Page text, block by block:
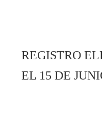
REGISTRO
EL 15 DE